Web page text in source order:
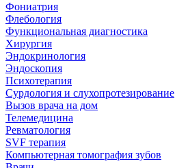
Фониатрия
Флебология
Функциональная диагностика
Хирургия
Эндокринология
Эндоскопия
Психотерапия
Сурдология и слухопротезирование
Вызов врача на дом
Телемедицина
Ревматология
SVF терапия
Компьютерная томография зубов